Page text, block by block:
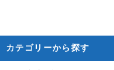
カテゴリーから探す